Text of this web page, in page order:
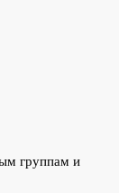
группам и